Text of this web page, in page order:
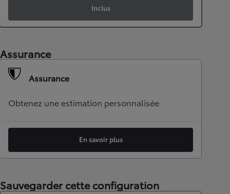
Inclus
Assurance
Assurance
Obtenez une estimation personnalisée
En savoir plus
Sauvegarder cette configuration